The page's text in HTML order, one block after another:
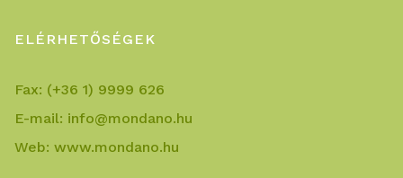
ELÉRHETŐSÉGEK
Fax: (+36 1) 9999 626
E-mail: info@mondano.hu
Web: www.mondano.hu